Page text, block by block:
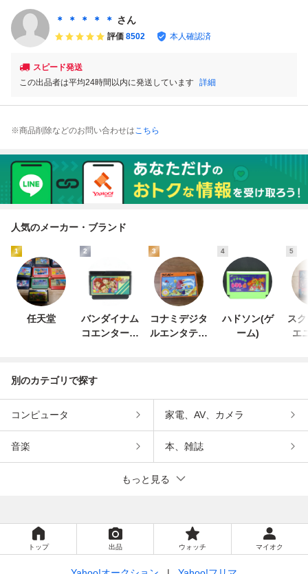
＊ ＊ ＊ ＊ ＊ さん
評価 8502 本人確認済
スピード発送
この出品者は平均24時間以内に発送しています 詳細
※商品削除などのお問い合わせはこちら
人気のメーカー・ブランド
1
任天堂
2
バンダイナム
コエンターテ
3
コナミデジタ
ルエンタテイ
4
ハドソン(ゲ
ーム)
5
ス
エ
別のカテゴリで探す
コンピュータ 家電、AV、カメラ
音楽 本、雑誌
もっと見る
トップ 出品 ウォッチ マイオク